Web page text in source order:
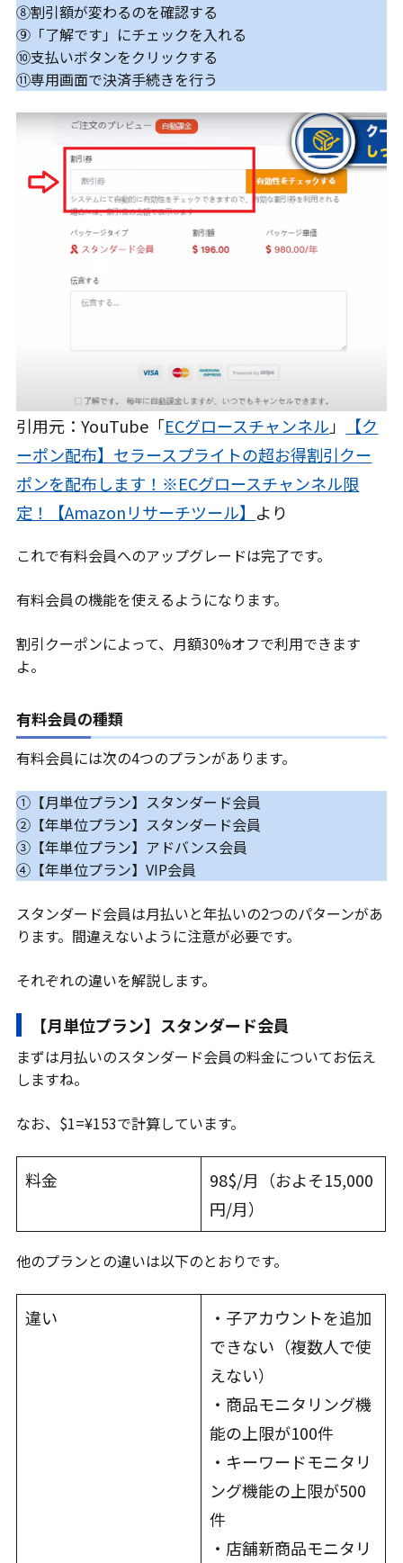
⑧割引額が変わるのを確認する
⑨「了解です」にチェックを入れる
⑩支払いボタンをクリックする
⑪専用画面で決済手続きを行う
引用元：YouTube「ECグロースチャンネル 」
【ク
ーポン配布】セラースプライトの超お得割引クー
ポンを配布します！※ECグロースチャンネル限
定！【Amazonリサーチツール】 より
これで有料会員へのアップグレードは完了です。
有料会員の機能を使えるようになります。
割引クーポンによって、月額30%オフで利用できます
よ。
有料会員の種類
有料会員には次の4つのプランがあります。
①【月単位プラン】スタンダード会員
②【年単位プラン】スタンダード会員
③【年単位プラン】アドバンス会員
④【年単位プラン】VIP会員
スタンダード会員は月払いと年払いの2つのパターンがあ
ります。間違えないように注意が必要です。
それぞれの違いを解説します。
【月単位プラン】スタンダード会員
まずは月払いのスタンダード会員の料金についてお伝え
しますね。
なお、$1=¥153で計算しています。
料金
98$/月（およそ15,000
円/月）
他のプランとの違いは以下のとおりです。
違い
・子アカウントを追加
できない（複数人で使
えない）
・商品モニタリング機
能の上限が100件
・キーワードモニタリ
ング機能の上限が500
件
・店舗新商品モニタリ